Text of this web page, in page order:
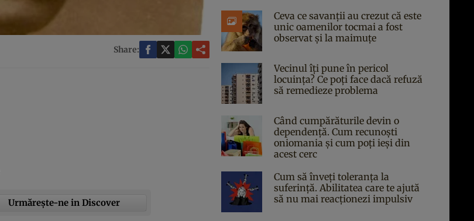
Share:
Urmărește-ne in Discover
Ceva ce savanții au crezut că este
unic oamenilor tocmai a fost
observat și la maimuțe
Vecinul îți pune în pericol
locuința? Ce poți face dacă refuză
să remedieze problema
Când cumpărăturile devin o
dependență. Cum recunoști
oniomania și cum poți ieși din
acest cerc
Cum să înveți toleranța la
suferință. Abilitatea care te ajută
să nu mai reacționezi impulsiv